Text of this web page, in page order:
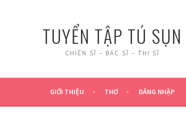
TUYỂN TẬP TÚ SỤN
CHIẾN SĨ – BÁC SĨ – THI SĨ
GIỚI THIỆU THƠ ĐĂNG NHẬP